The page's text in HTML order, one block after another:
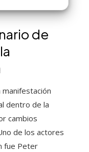
de
dentro de la
cambios
de los actores
fue Peter